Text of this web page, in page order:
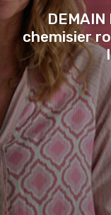
DEMAIN
chemisier